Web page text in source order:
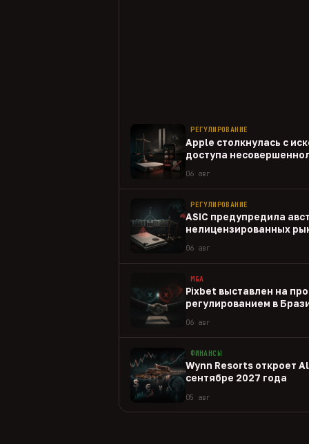
РЕГУЛИРОВАНИЕ
Apple столкнулась с
доступа
06 авг
РЕГУЛИРОВАНИЕ
ASIC предупредила
нелицензированных
06 авг
M&A
Pixbet выставлен на
регулированием в
06 авг
ФИНАНСЫ
Wynn Resorts откроет
сентябре 2027 года
05 авг